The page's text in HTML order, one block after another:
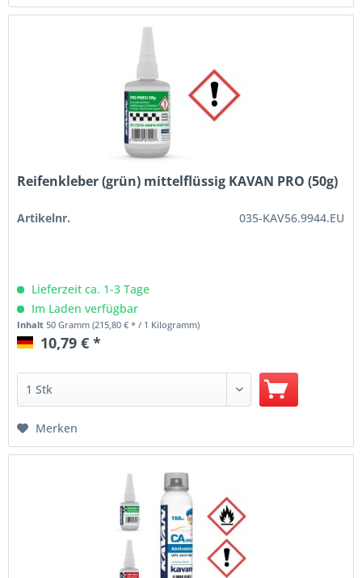
Reifenkleber (grün) mittelflüssig KAVAN PRO (50g)
Artikelnr. 035-KAV56.9944.EU
Lieferzeit ca. 1-3 Tage
Im Laden verfügbar
Inhalt 50 Gramm(215,80 € * / 1 Kilogramm)
10,79 € *
Merken